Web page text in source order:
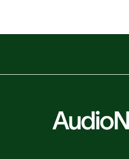
disponibili in farmacia, le potenziali